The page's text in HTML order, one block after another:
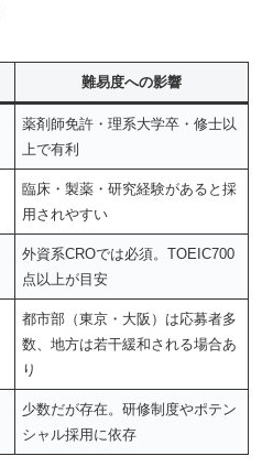
難易度への影響
薬剤師免許・理系大学卒・修士以
上で有利
臨床・製薬・研究経験があると採
用されやすい
外資系CROでは必須。TOEIC700
点以上が目安
都市部（東京・大阪）は応募者多
数、地方は若干緩和される場合あ
り
少数だが存在。研修制度やポテン
シャル採用に依存